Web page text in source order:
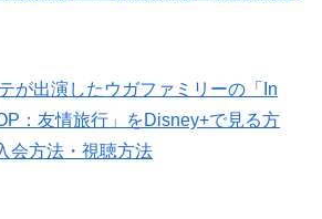
が出演したウガファミリーの「In
：友情旅行」をDisney+で見る方
会方法・視聴方法